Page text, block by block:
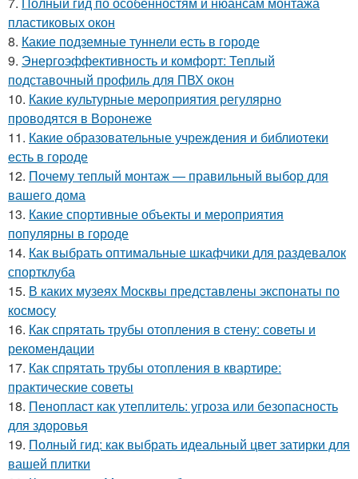
пластиковых окон
8. Какие подземные туннели есть в городе
9. Энергоэффективность и комфорт: Теплый
подставочный профиль для ПВХ окон
10. Какие культурные мероприятия регулярно
проводятся в Воронеже
11. Какие образовательные учреждения и библиотеки
есть в городе
12. Почему теплый монтаж — правильный выбор для
вашего дома
13. Какие спортивные объекты и мероприятия
популярны в городе
14. Как выбрать оптимальные шкафчики для раздевалок
спортклуба
15. В каких музеях Москвы представлены экспонаты по
космосу
16. Как спрятать трубы отопления в стену: советы и
рекомендации
17. Как спрятать трубы отопления в квартире:
практические советы
18. Пенопласт как утеплитель: угроза или безопасность
для здоровья
19. Полный гид: как выбрать идеальный цвет затирки для
вашей плитки